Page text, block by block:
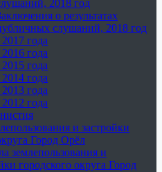
2018 год
о результатах
слушаний, 2018 год
года
года
года
года
года
года
и застройки
Город Орёл
землепользования и
городского округа Город